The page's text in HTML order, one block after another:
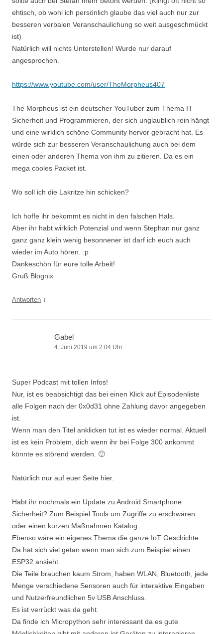
ehtisch, ob wohl ich persönlich glaube das viel auch nur zur
besseren verbalen Veranschaulichung so weit ausgeschmückt
ist)
Natürlich will nichts Unterstellen! Wurde nur darauf
angesprochen.
https://www.youtube.com/user/TheMorpheus407
The Morpheus ist ein deutscher YouTuber zum Thema IT
Sicherheit und Programmieren, der sich unglaublich rein hängt
und eine wirklich schöne Community hervor gebracht hat. Es
würde sich zur besseren Veranschaulichung auch bei dem
einen oder anderen Thema von ihm zu zitieren. Da es ein
mega cooles Packet ist.
Wo soll ich die Lakritze hin schicken?
Ich hoffe ihr bekommt es nicht in den falschen Hals.
Aber ihr habt wirklich Potenzial und wenn Stephan nur ganz
ganz ganz klein wenig besonnener ist darf ich euch auch
wieder im Auto hören. :p
Dankeschön für eure tolle Arbeit!
Gruß Blognix
Antworten ↓
Gabel
4. Juni 2019 um 2:04 Uhr
Super Podcast mit tollen Infos!
Nur, ist es beabsichtigt das bei einen Klick auf Episodenliste
alle Folgen nach der 0x0d31 ohne Zahlung davor angegeben
ist.
Wenn man den Titel anklicken tut ist es wieder normal. Aktuell
ist es kein Problem, dich wenn ihr bei Folge 300 ankommt
könnte es störend werden. 🙂
Natürlich nur auf euer Seite hier.
Habt ihr nochmals ein Update zu Android Smartphone
Sicherheit? Zum Beispiel Tools um Zugriffe zu erschwären
oder einen kurzen Maßnahmen Katalog.
Ebenso wäre ein eigenes Thema die ganze IoT Geschichte.
Da hat sich viel getan wenn man sich zum Beispiel einen
ESP32 ansieht.
Die Teile brauchen kaum Strom, haben WLAN, Bluetooth, jede
Menge verschiedene Sensoren auch für interaktive Eingaben
und Nutzerfreundlichen 5v USB Anschluss.
Es ist verrückt was da geht.
Da finde ich Micropython sehr interessant da es gute